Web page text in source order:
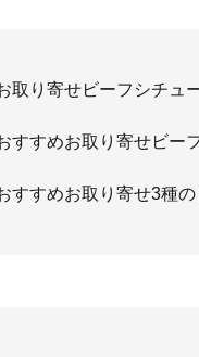
取り寄せビーフシチュ
すすめお取り寄せビー
すすめお取り寄せ3種